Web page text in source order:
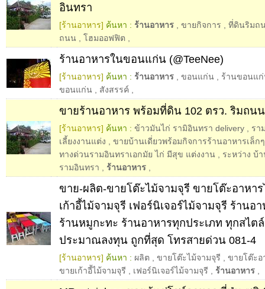
อินทรา
[ร้านอาหาร] ค้นหา : ร้านอาหาร ขายกิจการ
ที่ดินริมถ
ถนน
โฮมออฟฟิต
ร้านอาหารในขอนแก่น (@TeeNee)
[ร้านอาหาร] ค้นหา : ร้านอาหาร ขอนแก่น
ร้านขอนแ
ขอนแก่น
สังสรรค์
ขายร้านอาหาร พร้อมที่ดิน 102 ตรว. ริมถ
[ร้านอาหาร] ค้นหา : ข้าวมันไก่ รามิอินทรา delivery
รา
เลี้ยงงานแต่ง
ขายบ้านเดี่ยวพร้อมกิจการร้านอาหารเล็กๆ
ทางด่วนรามอินทราเอกมัย ไก่ มีสุข แต่งงาน
ระหว่าง บ้
รามอินทรา
ร้านอาหาร
ขาย-ผลิต-ขายโต๊ะไม้จามจุรี ขายโต๊ะอาหา
เก้าอี้ไม้จามจุรี เฟอร์นิเจอร์ไม้จามจุรี ร้านอ
ร้านหมูกะทะ ร้านอาหารทุกประเภท ทุกสไต
ประมาณลงทุน ถูกที่สุด โทรสายด่วน 081-4
[ร้านอาหาร] ค้นหา : ผลิต ขายโต๊ะไม้จามจุรี
ขายโต๊ะอ
ขายเก้าอี้ไม้จามจุรี
เฟอร์นิเจอร์ไม้จามจุรี ร้านอาหาร